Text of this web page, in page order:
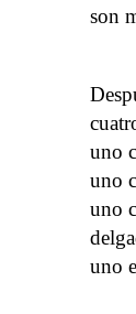
son
uno
uno
uno
uno